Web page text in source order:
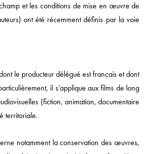
et les conditions de mise en œuvre de
ont été récemment définis par la voie
le producteur délégué est français et dont
il s’applique aux films de long
(fiction, animation, documentaire
territoriale.
notamment la conservation des œuvres,
DROIT ÉCONOMIQUE